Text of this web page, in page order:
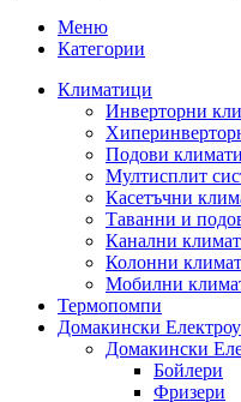
Меню
Категории
Климатици
Инверторни
Подови
Мултисплит
Касетъчни
Таванни и
Канални
Колонни
Мобилни
Термопомпи
Домакински
Домакински
Бойлери
Фризери